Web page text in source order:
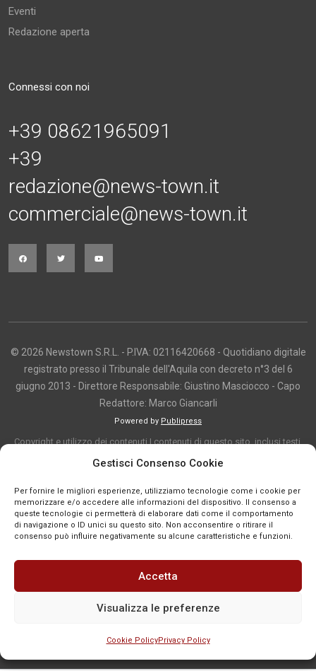
Gestisci Consenso Cookie
Per fornire le migliori esperienze, utilizziamo tecnologie come i cookie per
memorizzare e/o accedere alle informazioni del dispositivo. Il consenso a
queste tecnologie ci permetterà di elaborare dati come il comportamento
di navigazione o ID unici su questo sito. Non acconsentire o ritirare il
consenso può influire negativamente su alcune caratteristiche e funzioni.
Accetta
Visualizza le preferenze
Cookie PolicyPrivacy Policy
Eventi
Redazione aperta
Connessi con noi
+39 08621965091
+39
redazione@news-town.it
commerciale@news-town.it
© 2026 Newstown S.R.L. - P.IVA: 02116420668 - Quotidiano digitale
registrato presso il Tribunale dell'Aquila con decreto n°3 del 6
giugno 2013 - Direttore Responsabile: Giustino Masciocco - Capo
Redattore: Marco Giancarli
Powered by Publipress
Copyright e utilizzo dei contenuti I contenuti di questo sito, inclusi testi,
articoli, immagini, fotografie, video e grafica, sono protetti da copyright e
indicazione. La riproduzione totale o parziale dei contenuti è consentita
solo previa autorizzazione o citando chiaramente la fonte, con link diretto
alla pagina originale, quando previsto. I contenuti provenienti da terze
parti sono pubblicati a fini informativi e restano di proprietà dei legittimi
titolari dei diritti. Se un contenuto viola diritti d’autore o norme vigenti, è
possibile segnalarlo per la verifica e l’eventuale rimozione tramite
comunicazione mail all'indirizzo redazione@news-town.it